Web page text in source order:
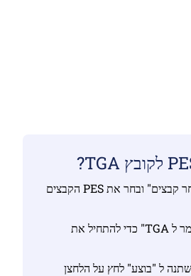
1. לחץ על כפתור "בחר קבצים" ובחר את PES הקבצים
2. לחץ על כפתור "המר ל TGA" כדי להתחיל את
ל "בוצע" לחץ על הלחצן